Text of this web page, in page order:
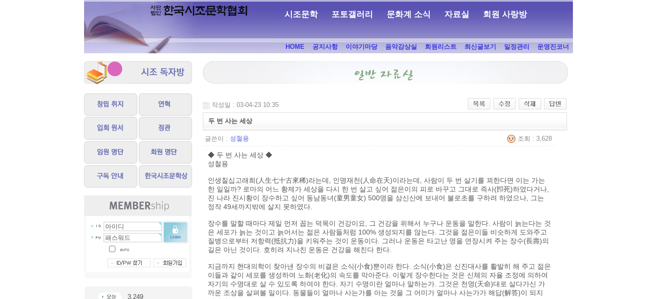
시조문학 포토갤러리 문화계 소식 자료실 회원 사랑방
HOME 공지사항 이야기마당 음악감상실 회원리스트 최신글보기 일정관리 운영진코너
3,249
작성일 : 03-04-23 10:35
두 번 사는 세상
글쓴이 : 성철용 조회 : 3,628
◆ 두 번 사는 세상 ◆
성철용
인생칠십고래희(人生七十古來稀)라는데, 인명재천(人命在天)이라는데, 사람이 두 번 살기를 꾀한다면 이는 가는
한 일일까? 로마의 어느 황제가 세상을 다시 한 번 살고 싶어 젊은이의 피로 바꾸고 그대로 즉사(卽死)하였다거나,
진 나라 진시황이 장수하고 싶어 동남동녀(童男童女) 500명을 삼신산에 보내어 불로초를 구하려 하였으나, 그는
정작 49세까지밖에 살지 못하였다.
장수를 말할 때마다 제일 먼저 꼽는 덕목이 건강이요, 그 건강을 위해서 누구나 운동을 말한다. 사람이 늙는다는 것
은 세포가 늙는 것이고 늙어서는 젊은 사람들처럼 100% 생성되지를 않는다. 그것을 젊은이들 비슷하게 도와주고
질병으로부터 저항력(抵抗力)을 키워주는 것이 운동이다. 그러나 운동은 타고난 명을 연장시켜 주는 장수(長壽)의
길은 아닌 것이다. 호히려 지나친 운동은 건강을 해친다 한다.
지금까지 현대의학이 찾아낸 장수의 비결은 소식(小食)뿐이라 한다. 소식(小食)은 신진대사를 활발히 해 주고 젊은
이들과 같이 세포를 생성하여 노화(老化)의 속도를 막아준다. 이렇게 장수한다는 것은 신체의 자율 조정에 의하여
자기의 수명대로 살 수 있도록 하여야 한다. 자기 수명이란 얼마나 말하는가. 그것은 천명(天命)대로 살다가신 가
까운 조상을 살펴볼 일이다. 동물들이 얼마나 사는가를 아는 것을 그 어미가 얼마나 사는가가 해답(解答)이 되지